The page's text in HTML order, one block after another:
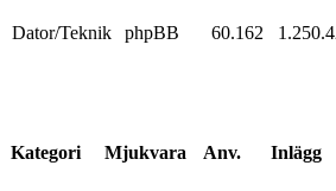
Dator/Teknik phpBB 60.162
Kategori Mjukvara Anv. Inlägg